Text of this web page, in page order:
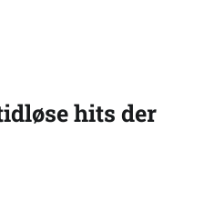
hits der